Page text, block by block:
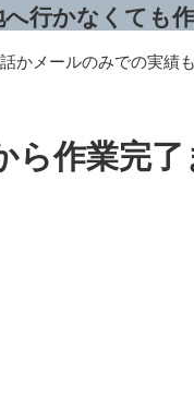
行かなくても
かメールのみでの実績
ら作業完